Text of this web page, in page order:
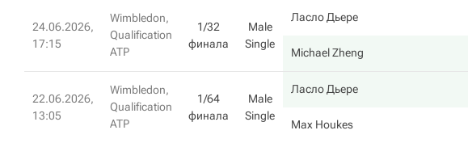
24.06.2026,
17:15
Wimbledon,
Qualification
ATP
1/32
финала
Male
Single
Ласло Дьере
Michael Zheng
22.06.2026,
13:05
Wimbledon,
Qualification
ATP
1/64
финала
Male
Single
Ласло Дьере
Max Houkes